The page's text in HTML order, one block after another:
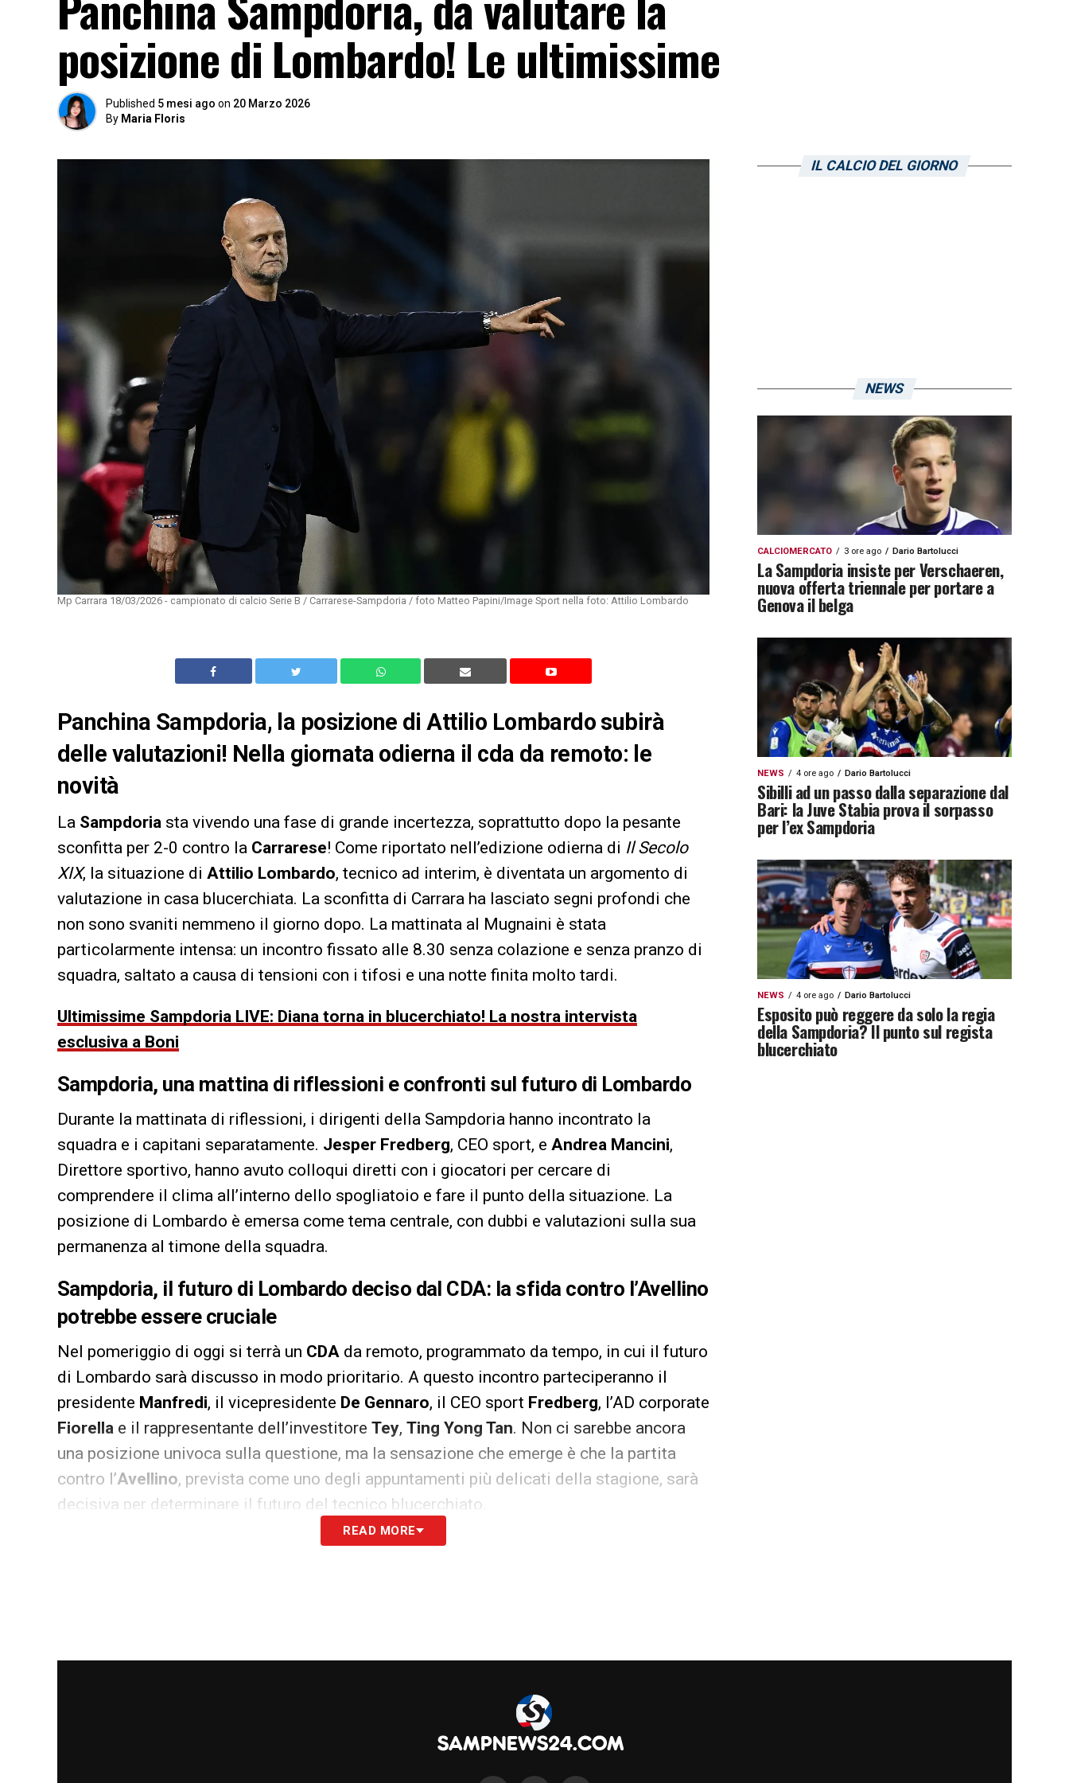
posizione di Lombardo! Le ultimissime
Published 5 mesi ago on 20 Marzo 2026
By Maria Floris
Mp Carrara 18/03/2026 - campionato di calcio Serie B / Carrarese-Sampdoria / foto Matteo Papini/Image Sport nella foto: Attilio Lombardo
Panchina Sampdoria, la posizione di Attilio Lombardo subirà
delle valutazioni! Nella giornata odierna il cda da remoto: le
novità
La Sampdoria sta vivendo una fase di grande incertezza, soprattutto dopo la pesante
sconfitta per 2-0 contro la Carrarese! Come riportato nell’edizione odierna di Il Secolo
XIX, la situazione di Attilio Lombardo, tecnico ad interim, è diventata un argomento di
valutazione in casa blucerchiata. La sconfitta di Carrara ha lasciato segni profondi che
non sono svaniti nemmeno il giorno dopo. La mattinata al Mugnaini è stata
particolarmente intensa: un incontro fissato alle 8.30 senza colazione e senza pranzo di
squadra, saltato a causa di tensioni con i tifosi e una notte finita molto tardi.
Ultimissime Sampdoria LIVE: Diana torna in blucerchiato! La nostra intervista
esclusiva a Boni
Sampdoria, una mattina di riflessioni e confronti sul futuro di Lombardo
Durante la mattinata di riflessioni, i dirigenti della Sampdoria hanno incontrato la
squadra e i capitani separatamente. Jesper Fredberg, CEO sport, e Andrea Mancini,
Direttore sportivo, hanno avuto colloqui diretti con i giocatori per cercare di
comprendere il clima all’interno dello spogliatoio e fare il punto della situazione. La
posizione di Lombardo è emersa come tema centrale, con dubbi e valutazioni sulla sua
permanenza al timone della squadra.
Sampdoria, il futuro di Lombardo deciso dal CDA: la sfida contro l’Avellino
potrebbe essere cruciale
Nel pomeriggio di oggi si terrà un CDA da remoto, programmato da tempo, in cui il futuro
di Lombardo sarà discusso in modo prioritario. A questo incontro parteciperanno il
presidente Manfredi, il vicepresidente De Gennaro, il CEO sport Fredberg, l’AD corporate
Fiorella e il rappresentante dell’investitore Tey, Ting Yong Tan. Non ci sarebbe ancora
una posizione univoca sulla questione, ma la sensazione che emerge è che la partita
contro l’Avellino, prevista come uno degli appuntamenti più delicati della stagione, sarà
decisiva per determinare il futuro del tecnico blucerchiato.
Nel frattempo, la figlia di Attilio Lombardo,Chiara, ha preso la parola sui social in difesa
READ MORE
IL CALCIO DEL GIORNO
NEWS
CALCIOMERCATO 3 ore ago Dario Bartolucci
La Sampdoria insiste per Verschaeren,
nuova offerta triennale per portare a
Genova il belga
NEWS 4 ore ago Dario Bartolucci
Sibilli ad un passo dalla separazione dal
Bari: la Juve Stabia prova il sorpasso
per l’ex Sampdoria
NEWS 4 ore ago Dario Bartolucci
Esposito può reggere da solo la regia
della Sampdoria? Il punto sul regista
blucerchiato